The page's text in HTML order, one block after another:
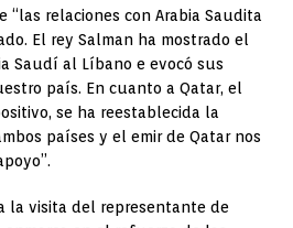
“las relaciones con Arabia Saudita
El rey Salman ha mostrado el
Saudí al Líbano e evocó sus
país. En cuanto a Qatar, el
se ha reestablecida la
países y el emir de Qatar nos
la visita del representante de